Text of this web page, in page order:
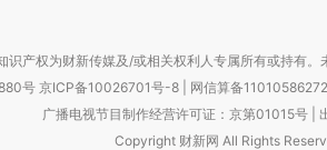
识产权为财新传媒及/或相关权利人专属所有或持有
号京ICP备10026701号-8 网信算备
广播电视节目制作经营许可证：京第01015号|
Copyright 财新网 All Rights